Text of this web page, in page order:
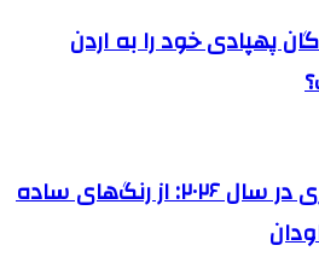
پهپادی خود را به اردن
انتخاب کاغذ دیواری در سال ۲۰۲۶: از رنگ‌های ساده